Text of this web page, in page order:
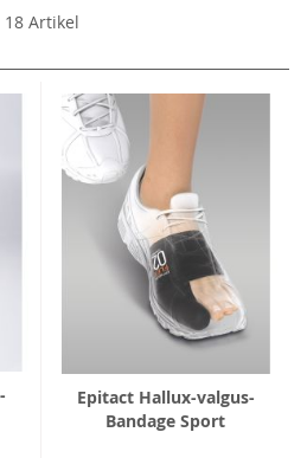
18Artikel
Epitact Hallux-valgus-
Bandage Sport